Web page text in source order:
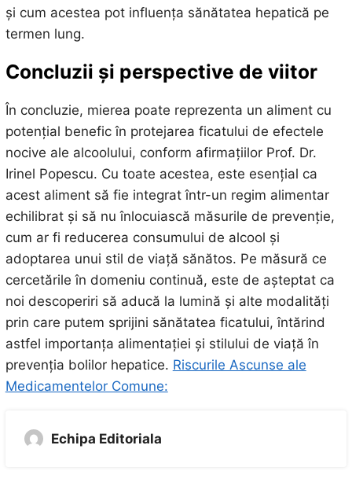
și cum acestea pot influența sănătatea hepatică pe
termen lung.
Concluzii și perspective de viitor
În concluzie, mierea poate reprezenta un aliment cu
potențial benefic în protejarea ficatului de efectele
nocive ale alcoolului, conform afirmațiilor Prof. Dr.
Irinel Popescu. Cu toate acestea, este esențial ca
acest aliment să fie integrat într-un regim alimentar
echilibrat și să nu înlocuiască măsurile de prevenție,
cum ar fi reducerea consumului de alcool și
adoptarea unui stil de viață sănătos. Pe măsură ce
cercetările în domeniu continuă, este de așteptat ca
noi descoperiri să aducă la lumină și alte modalități
prin care putem sprijini sănătatea ficatului, întărind
astfel importanța alimentației și stilului de viață în
prevenția bolilor hepatice. Riscurile Ascunse ale
Medicamentelor Comune:
Echipa Editoriala